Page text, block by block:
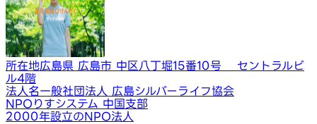
所在地広島県 広島市 中区八丁堀15番10号 セントラルビ
ル4階
法人名一般社団法人 広島シルバーライフ協会
NPOりすシステム 中国支部
2000年設立のNPO法人